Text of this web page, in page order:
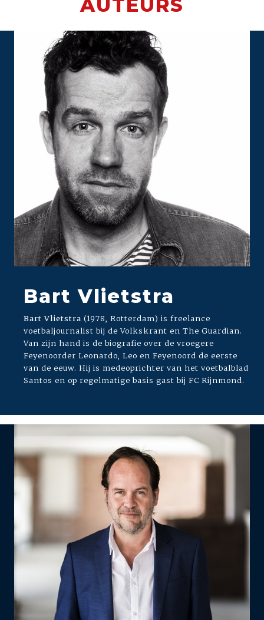
AUTEURS
Bart Vlietstra
Bart Vlietstra (1978, Rotterdam) is freelance
voetbaljournalist bij de Volkskrant en The Guardian.
Van zijn hand is de biografie over de vroegere
Feyenoorder Leonardo, Leo en Feyenoord de eerste
van de eeuw. Hij is medeoprichter van het voetbalblad
Santos en op regelmatige basis gast bij FC Rijnmond.